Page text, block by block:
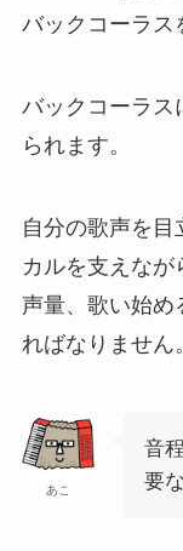
バックコーラス
バックコーラス
られます。
自分の歌声を
カルを支えなが
声量、歌い始め
ればなりません。
あこ
音
要